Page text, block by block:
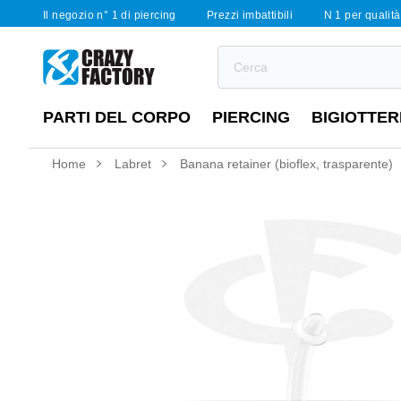
Il negozio n° 1 di piercing Prezzi imbattibili N 1 per
PARTI DEL CORPO PIERCING
Home Labret Banana retainer (bioflex, trasparente)